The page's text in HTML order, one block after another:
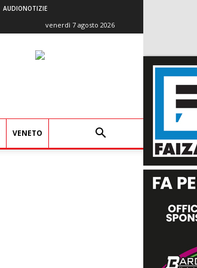
AUDIONOTIZIE
venerdì 7 agosto 2026
VENETO